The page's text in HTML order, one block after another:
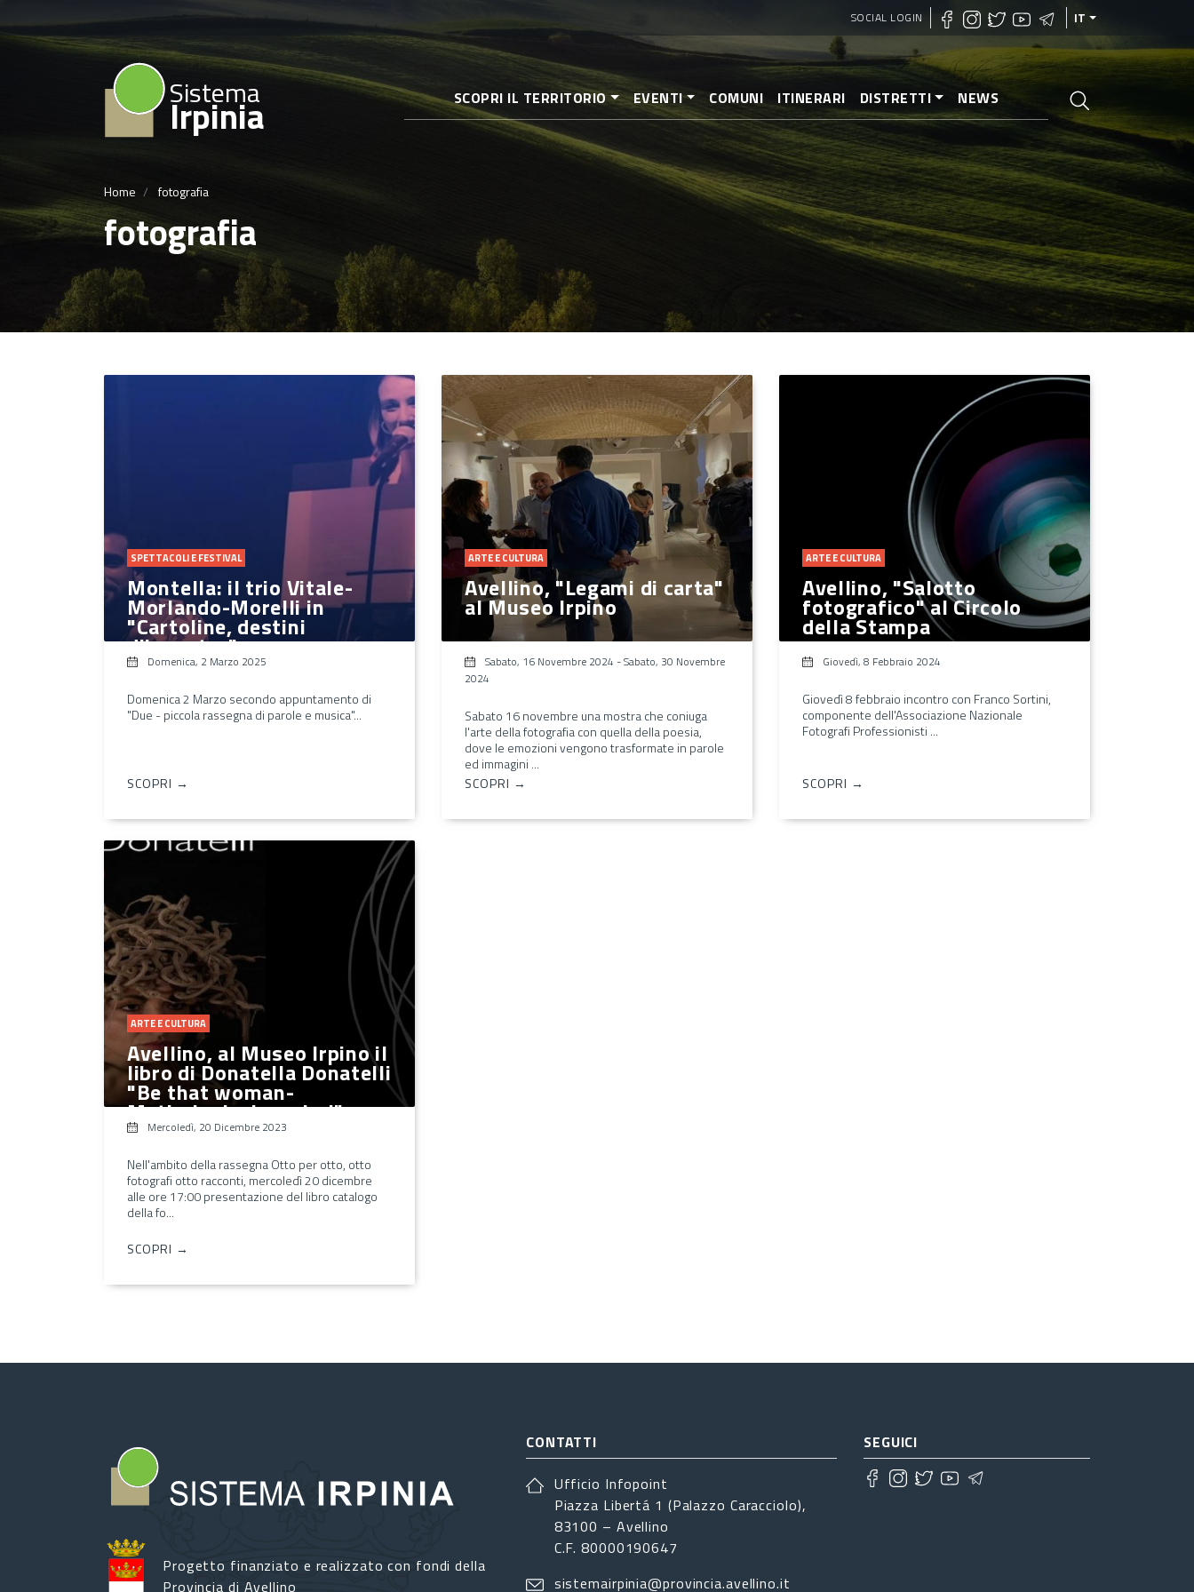
al
contenuto
principale
SOCIAL LOGIN IT
Sistema
Irpinia SCOPRI IL TERRITORIO EVENTI COMUNI ITINERARI DISTRETTI NEWS
Home fotografia
fotografia
SPETTACOLI E FESTIVAL
Montella: il trio Vitale-
Morlando-Morelli in
"Cartoline, destini
d'incontro"
Domenica, 2 Marzo 2025
Domenica 2 Marzo secondo appuntamento di
"Due - piccola rassegna di parole e musica"...
SCOPRI →
ARTE E CULTURA
Avellino, "Legami di carta"
al Museo Irpino
Sabato, 16 Novembre 2024 -Sabato, 30 Novembre
2024
Sabato 16 novembre una mostra che coniuga
l'arte della fotografia con quella della poesia,
dove le emozioni vengono trasformate in parole
ed immagini ...
SCOPRI →
ARTE E CULTURA
Avellino, "Salotto
fotografico" al Circolo
della Stampa
Giovedì, 8 Febbraio 2024
Giovedì 8 febbraio incontro con Franco Sortini,
componente dell'Associazione Nazionale
Fotografi Professionisti ...
SCOPRI →
ARTE E CULTURA
Avellino, al Museo Irpino il
libro di Donatella Donatelli
"Be that woman-
Mythological symbol"
Mercoledì, 20 Dicembre 2023
Nell'ambito della rassegna Otto per otto, otto
fotografi otto racconti, mercoledì 20 dicembre
alle ore 17:00 presentazione del libro catalogo
della fo...
SCOPRI →
Progetto finanziato e realizzato con fondi della
Provincia di Avellino
CONTATTI
Ufficio Infopoint
Piazza Libertá 1 (Palazzo Caracciolo),
83100 – Avellino
C.F. 80000190647
sistemairpinia@provincia.avellino.it
SEGUICI